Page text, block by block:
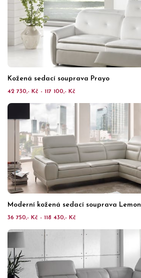
Kožená sedací souprava Prayo
42 730,- Kč - 117 100,- Kč
Moderní kožená sedací souprava Lemon
36 750,- Kč - 118 430,- Kč